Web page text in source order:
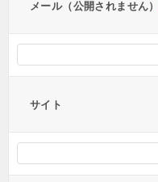
メール（公開されません）
サイト